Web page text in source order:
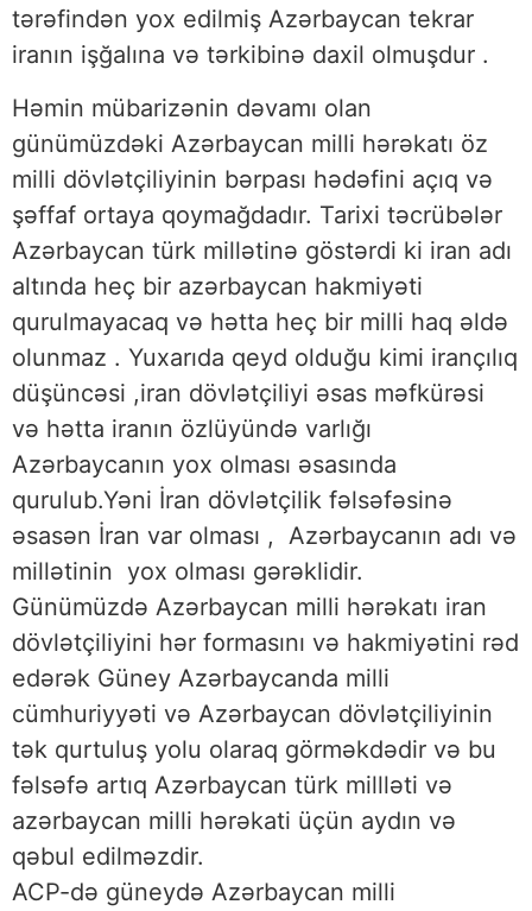
tərəfindən yox edilmiş Azərbaycan tekrar
iranın işğalına və tərkibinə daxil olmuşdur .
Həmin mübarizənin dəvamı olan
günümüzdəki Azərbaycan milli hərəkatı öz
milli dövlətçiliyinin bərpası hədəfini açıq və
şəffaf ortaya qoymağdadır. Tarixi təcrübələr
Azərbaycan türk millətinə göstərdi ki iran adı
altında heç bir azərbaycan hakmiyəti
qurulmayacaq və hətta heç bir milli haq əldə
olunmaz . Yuxarıda qeyd olduğu kimi irançılıq
düşüncəsi ,iran dövlətçiliyi əsas məfkürəsi
və hətta iranın özlüyündə varlığı
Azərbaycanın yox olması əsasında
qurulub.Yəni İran dövlətçilik fəlsəfəsinə
əsasən İran var olması , Azərbaycanın adı və
millətinin yox olması gərəklidir.
Günümüzdə Azərbaycan milli hərəkatı iran
dövlətçiliyini hər formasını və hakmiyətini rəd
edərək Güney Azərbaycanda milli
cümhuriyyəti və Azərbaycan dövlətçiliyinin
tək qurtuluş yolu olaraq görməkdədir və bu
fəlsəfə artıq Azərbaycan türk millləti və
azərbaycan milli hərəkati üçün aydın və
qəbul edilməzdir.
ACP-də güneydə Azərbaycan milli